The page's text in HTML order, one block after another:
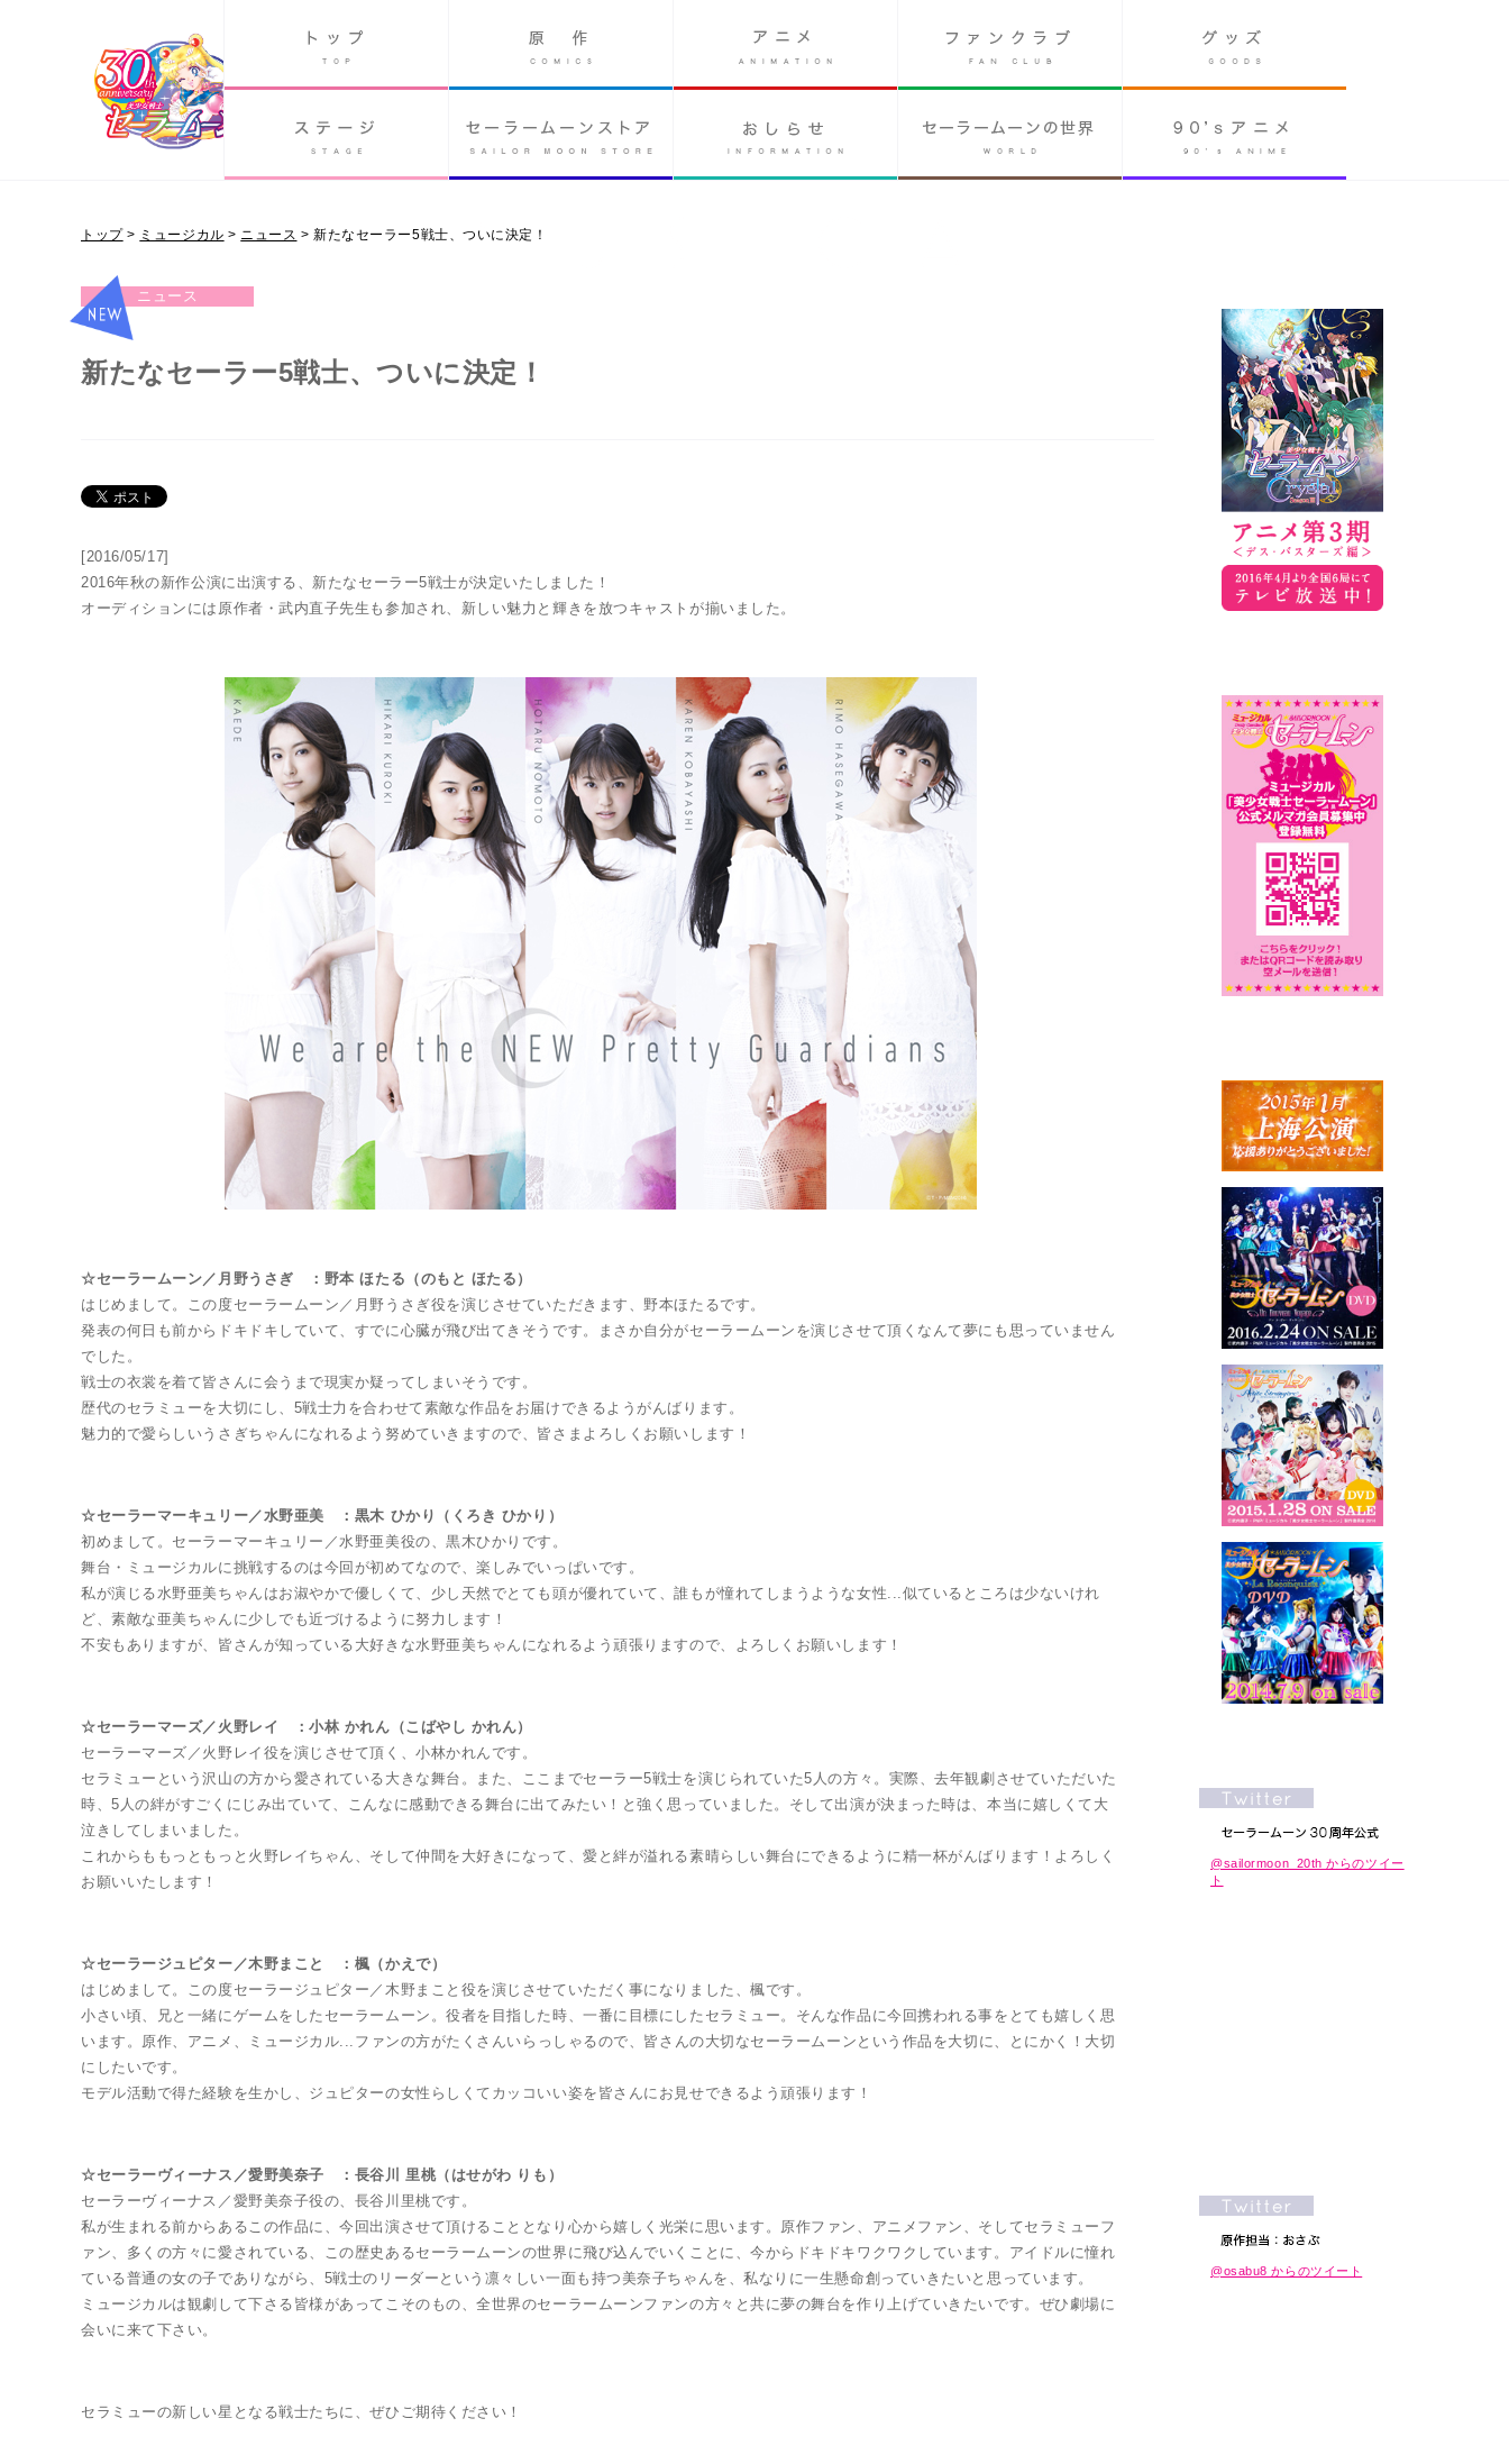
トップ> ミュージカル > ニュース >新たなセーラー5戦士、ついに決定！
ミュージカル
ニュース
新たなセーラー5戦士、ついに決定！
[2016/05/17]
2016年秋の新作公演に出演する、新たなセーラー5戦士が決定いたしました！
オーディションには原作者・武内直子先生も参加され、新しい魅力と輝きを放つキャストが揃いました。
☆セーラームーン／月野うさぎ ：野本 ほたる（のもと ほたる）
はじめまして。この度セーラームーン／月野うさぎ役を演じさせていただきます、野本ほたるです。
発表の何日も前からドキドキしていて、すでに心臓が飛び出てきそうです。まさか自分がセーラームーンを演じさせて頂くなんて夢にも思っていません
でした。
戦士の衣裳を着て皆さんに会うまで現実か疑ってしまいそうです。
歴代のセラミューを大切にし、5戦士力を合わせて素敵な作品をお届けできるようがんばります。
魅力的で愛らしいうさぎちゃんになれるよう努めていきますので、皆さまよろしくお願いします！
☆セーラーマーキュリー／水野亜美 ：黒木 ひかり（くろき ひかり）
初めまして。セーラーマーキュリー／水野亜美役の、黒木ひかりです。
舞台・ミュージカルに挑戦するのは今回が初めてなので、楽しみでいっぱいです。
私が演じる水野亜美ちゃんはお淑やかで優しくて、少し天然でとても頭が優れていて、誰もが憧れてしまうような女性...似ているところは少ないけれ
ど、素敵な亜美ちゃんに少しでも近づけるように努力します！
不安もありますが、皆さんが知っている大好きな水野亜美ちゃんになれるよう頑張りますので、よろしくお願いします！
☆セーラーマーズ／火野レイ ：小林 かれん（こばやし かれん）
セーラーマーズ／火野レイ役を演じさせて頂く、小林かれんです。
セラミューという沢山の方から愛されている大きな舞台。また、ここまでセーラー5戦士を演じられていた5人の方々。実際、去年観劇させていただいた
時、5人の絆がすごくにじみ出ていて、こんなに感動できる舞台に出てみたい！と強く思っていました。そして出演が決まった時は、本当に嬉しくて大
泣きしてしまいました。
これからももっともっと火野レイちゃん、そして仲間を大好きになって、愛と絆が溢れる素晴らしい舞台にできるように精一杯がんばります！よろしく
お願いいたします！
☆セーラージュピター／木野まこと ：楓（かえで）
はじめまして。この度セーラージュピター／木野まこと役を演じさせていただく事になりました、楓です。
小さい頃、兄と一緒にゲームをしたセーラームーン。役者を目指した時、一番に目標にしたセラミュー。そんな作品に今回携われる事をとても嬉しく思
います。原作、アニメ、ミュージカル...ファンの方がたくさんいらっしゃるので、皆さんの大切なセーラームーンという作品を大切に、とにかく！大切
にしたいです。
モデル活動で得た経験を生かし、ジュピターの女性らしくてカッコいい姿を皆さんにお見せできるよう頑張ります！
☆セーラーヴィーナス／愛野美奈子 ：長谷川 里桃（はせがわ りも）
セーラーヴィーナス／愛野美奈子役の、長谷川里桃です。
私が生まれる前からあるこの作品に、今回出演させて頂けることとなり心から嬉しく光栄に思います。原作ファン、アニメファン、そしてセラミューフ
ァン、多くの方々に愛されている、この歴史あるセーラームーンの世界に飛び込んでいくことに、今からドキドキワクワクしています。アイドルに憧れ
ている普通の女の子でありながら、5戦士のリーダーという凛々しい一面も持つ美奈子ちゃんを、私なりに一生懸命創っていきたいと思っています。
ミュージカルは観劇して下さる皆様があってこそのもの、全世界のセーラームーンファンの方々と共に夢の舞台を作り上げていきたいです。ぜひ劇場に
会いに来て下さい。
セラミューの新しい星となる戦士たちに、ぜひご期待ください！
Twitter 20周年公式@sailormoon_20th
@sailormoon_20th からのツイー
ト
Twitter 原作担当：おさぶ@osabu8
@osabu8 からのツイート